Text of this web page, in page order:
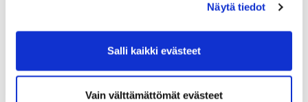
Näytä tiedot
Salli kaikki evästeet
Vain välttämättömät evästeet